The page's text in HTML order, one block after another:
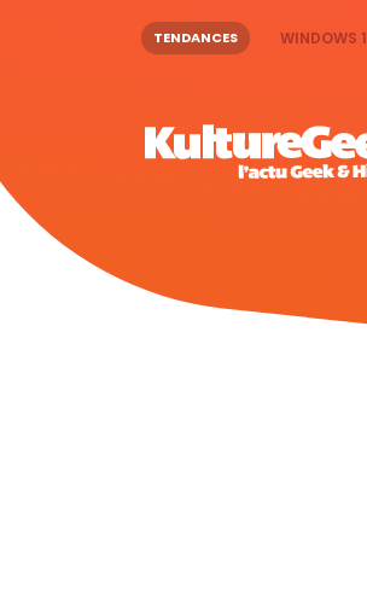
TENDANCES WINDOWS